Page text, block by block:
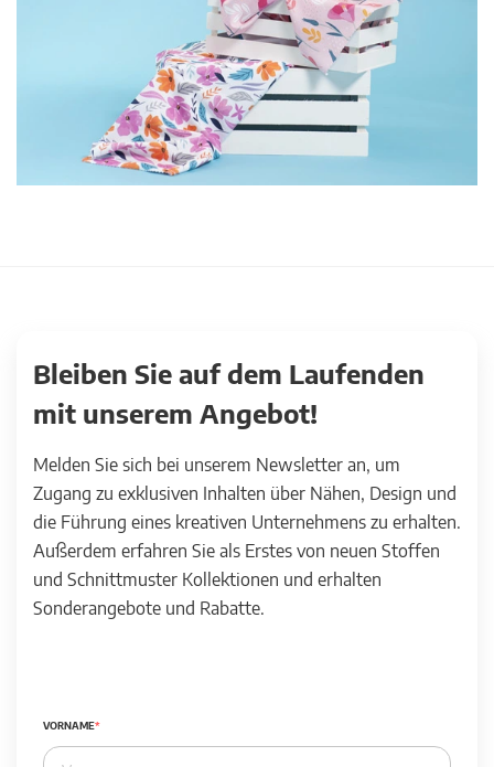
Bleiben Sie auf dem Laufenden
mit unserem Angebot!
Melden Sie sich bei unserem Newsletter an, um
Zugang zu exklusiven Inhalten über Nähen, Design und
die Führung eines kreativen Unternehmens zu erhalten.
Außerdem erfahren Sie als Erstes von neuen Stoffen
und Schnittmuster Kollektionen und erhalten
Sonderangebote und Rabatte.
VORNAME